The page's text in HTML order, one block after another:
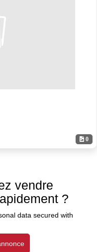
0
vendre
?
data secured with